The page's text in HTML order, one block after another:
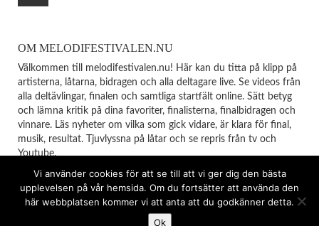
OM MELODIFESTIVALEN.NU
Välkommen till melodifestivalen.nu! Här kan du titta på klipp på
artisterna, låtarna, bidragen och alla deltagare live. Se videos från
alla deltävlingar, finalen och samtliga startfält online. Sätt betyg
och lämna kritik på dina favoriter, finalisterna, finalbidragen och
vinnare. Läs nyheter om vilka som gick vidare, är klara för final,
musik, resultat. Tjuvlyssna på låtar och se repris från tv och
Youtube.
© Copyright 2026 MELODIFESTIVALEN TOP
Vi använder cookies för att se till att vi ger dig den bästa
upplevelsen på vår hemsida. Om du fortsätter att använda den
här webbplatsen kommer vi att anta att du godkänner detta.
Ok